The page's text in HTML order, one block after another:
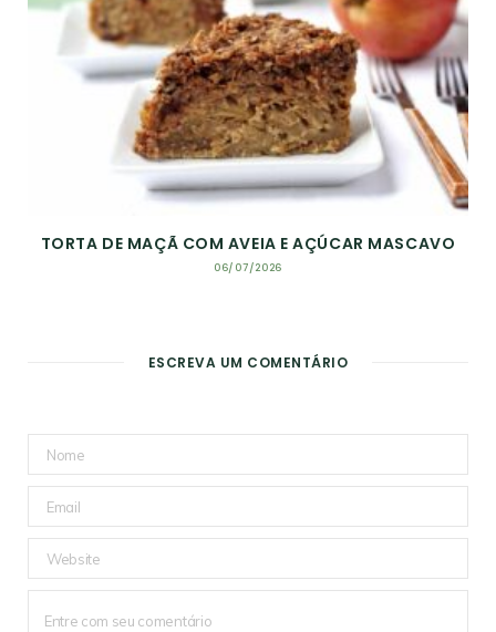
TORTA DE MAÇÃ COM AVEIA E AÇÚCAR MASCAVO
06/07/2026
ESCREVA UM COMENTÁRIO